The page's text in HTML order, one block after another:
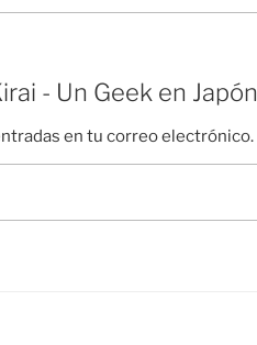
- Un Geek en Japón
en tu correo electrónico.